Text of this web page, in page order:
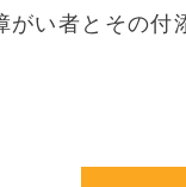
い者とその付